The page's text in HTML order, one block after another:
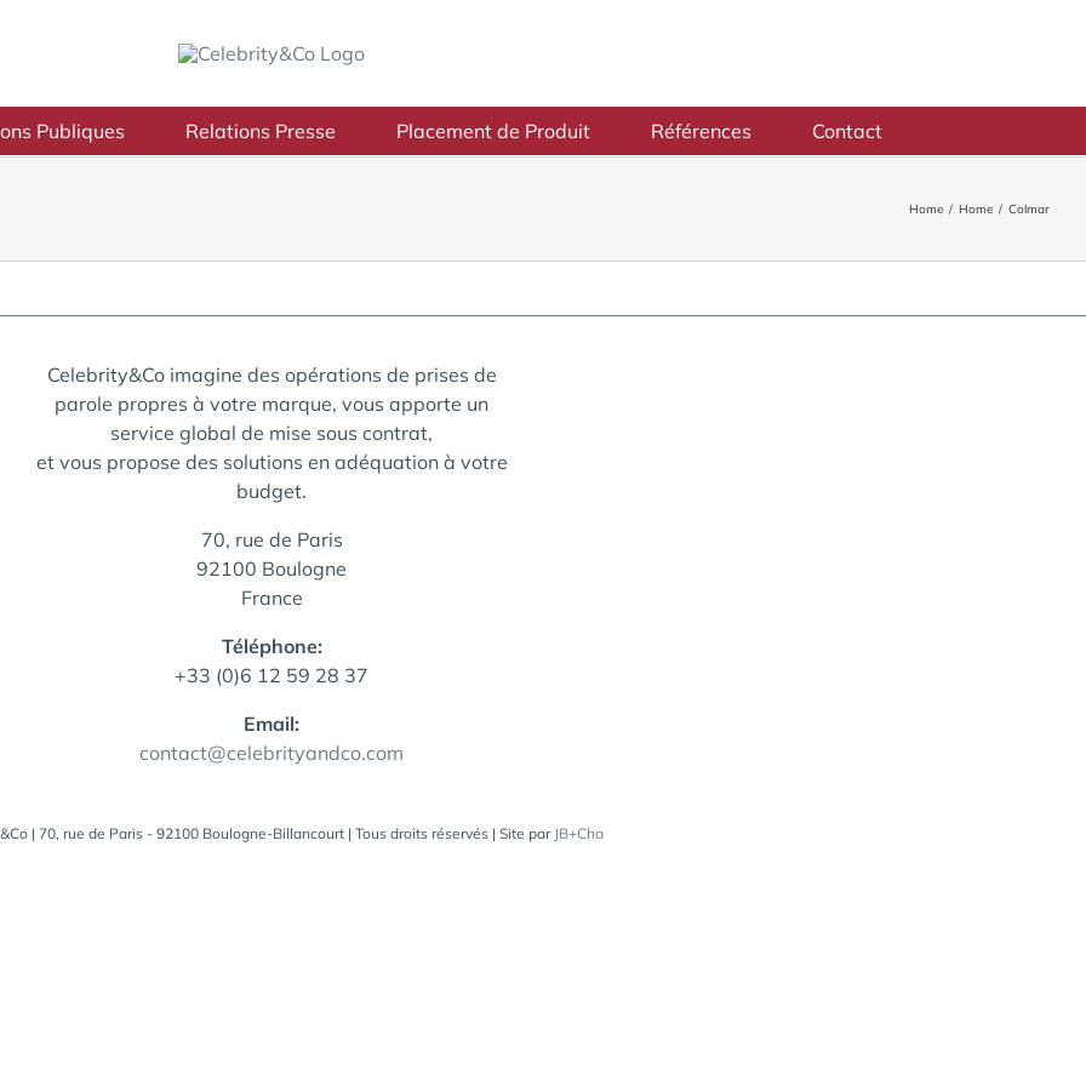
Publiques Relations Presse Placement de Produit Références Contact
Home / Home / Colmar
Celebrity&Co imagine des opérations de prises de
parole propres à votre marque, vous apporte un
service global de mise sous contrat,
et vous propose des solutions en adéquation à votre
budget.
70, rue de Paris
92100 Boulogne
France
Téléphone:
+33 (0)6 12 59 28 37
Email:
contact@celebrityandco.com
| 70, rue de Paris - 92100 Boulogne-Billancourt | Tous droits réservés | Site par JB+Cha